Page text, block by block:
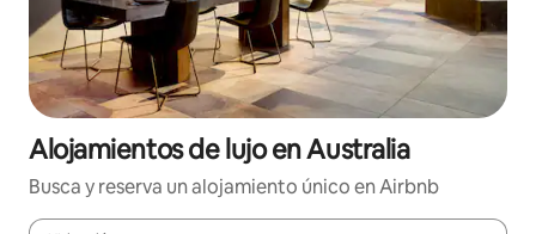
Alojamientos de lujo en Australia
Busca y reserva un alojamiento único en Airbnb